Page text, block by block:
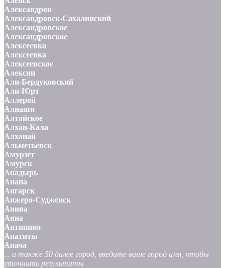
Александров
Александровск-Сахалинский
Александровское
Александровское
Алексеевка
Алексеевка
Алексеевское
Алексин
Али-Бердуковский
Али-Юрт
Аллерой
Алнаши
Алтайское
Алхан-Кала
Алханай
Альметьевск
Амурзет
Амурск
Анадырь
Анапа
Ангарск
Анжеро-Судженск
Анива
Анна
Антипино
Апатиты
Апача
... а также 50 далее город, введите ваше город имя, чтобы
уточнить результаты